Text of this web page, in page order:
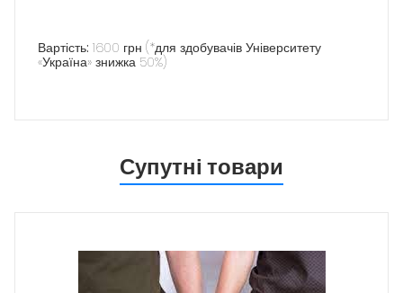
Вартість: 1600 грн (*для здобувачів Університету
«Україна» знижка 50%)
Супутні товари